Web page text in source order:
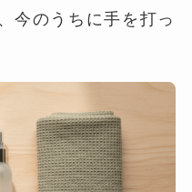
今のうちに手を打っ